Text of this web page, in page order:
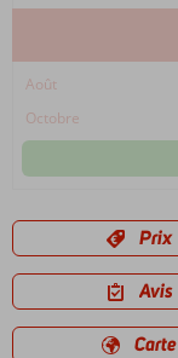
Août
Octobre
Prix
Avis
Carte